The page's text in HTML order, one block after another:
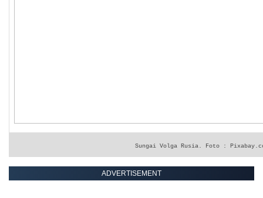
Sungai Volga Rusia. Foto :
ADVERTISEMENT